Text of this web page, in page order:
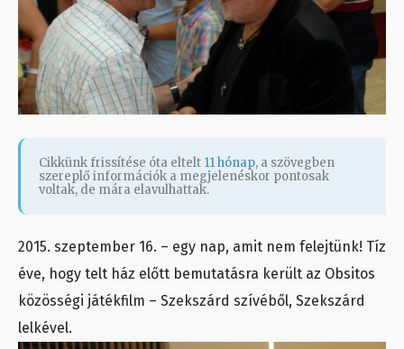
Cikkünk frissítése óta eltelt 11 hónap, a szövegben
szereplő információk a megjelenéskor pontosak
voltak, de mára elavulhattak.
2015. szeptember 16. – egy nap, amit nem felejtünk! Tíz
éve, hogy telt ház előtt bemutatásra került az Obsitos
közösségi játékfilm – Szekszárd szívéből, Szekszárd
lelkével.